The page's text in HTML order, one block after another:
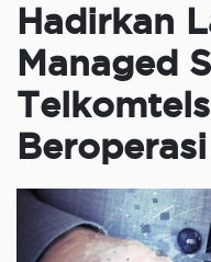
Hadirkan
Managed